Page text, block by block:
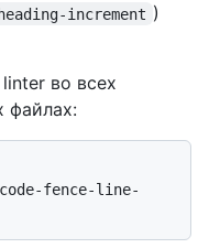
increment )
во всех
файлах: